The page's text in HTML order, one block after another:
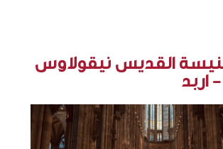
القديس نيقولاوس
اربد